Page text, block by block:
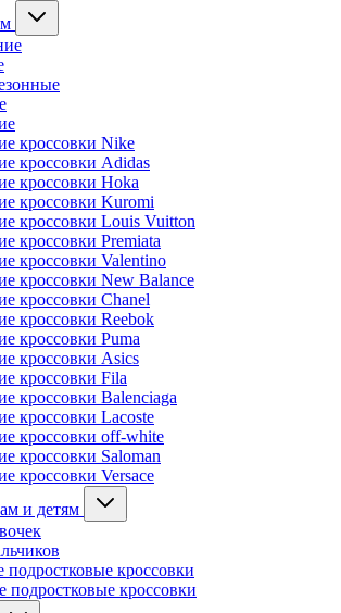
кроссовки Nike
кроссовки Adidas
кроссовки Hoka
кроссовки Kuromi
кроссовки Louis Vuitton
кроссовки Premiata
кроссовки Valentino
кроссовки New Balance
кроссовки Chanel
кроссовки Reebok
кроссовки Puma
кроссовки Asics
кроссовки Fila
кроссовки Balenciaga
кроссовки Lacoste
кроссовки off-white
кроссовки Saloman
кроссовки Versace
и детям
подростковые кроссовки
подростковые кроссовки